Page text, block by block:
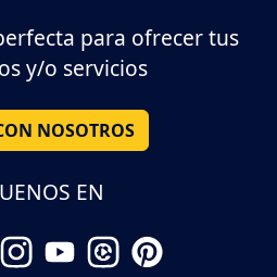
para ofrecer tus
y/o servicios
NOSOTROS
EN